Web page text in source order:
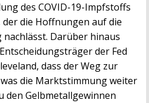
des COVID-19-Impfstoffs
der die Hoffnungen auf die
Darüber hinaus
der Fed
dass der Weg zur
die Marktstimmung weiter
den Gelbmetallgewinnen